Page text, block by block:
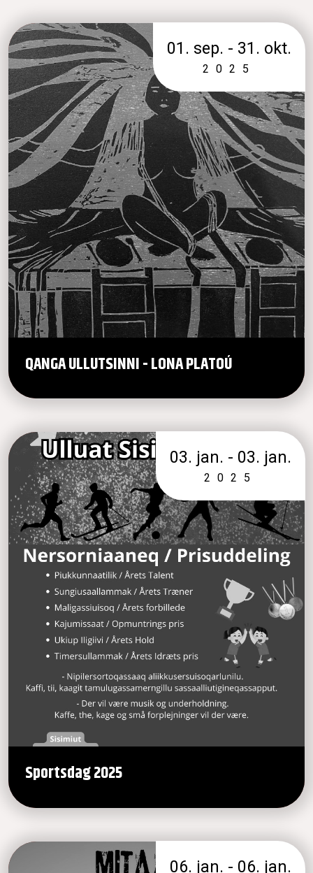
01. sep. - 31. okt.
2025
QANGA ULLUTSINNI - LONA PLATOÚ
03. jan. - 03. jan.
2025
Sportsdag 2025
06. jan. - 06. jan.